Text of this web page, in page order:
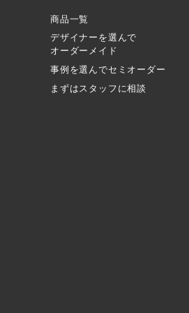
商品一覧
デザイナーを選んで
オーダーメイド
事例を選んでセミオーダー
まずはスタッフに相談